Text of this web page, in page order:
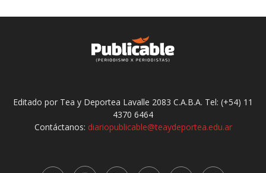
Editado por Tea y Deportea Lavalle 2083 C.A.B.A. Tel: (+54) 11
4370 6464
Contáctanos: diariopublicable@teaydeportea.edu.ar